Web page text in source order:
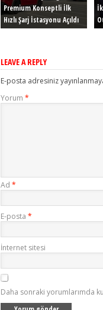
Premium Konseptli İlk
Hızlı Şarj İstasyonu Açıldı
LEAVE A REPLY
E-posta adresiniz
Yorum *
Ad *
E-posta *
İnternet sitesi
Daha sonraki yorumlarımda